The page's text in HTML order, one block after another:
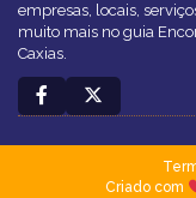
empresas, locais,
muito mais no guia
Caxias.
Criado com